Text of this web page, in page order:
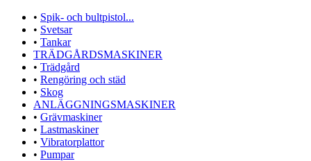
• Spik- och bultpistol...
• Svetsar
• Tankar
TRÄDGÅRDSMASKINER
• Trädgård
• Rengöring och städ
• Skog
ANLÄGGNINGSMASKINER
• Grävmaskiner
• Lastmaskiner
• Vibratorplattor
• Pumpar